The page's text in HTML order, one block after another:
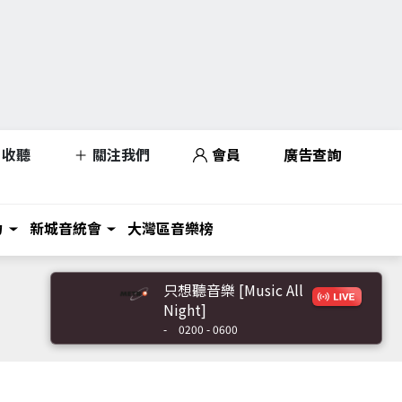
收聽 關注我們 會員 廣告查詢
新城音統會 大灣區音樂榜
只想聽音樂 [Music All
Night]
- 0200 - 0600